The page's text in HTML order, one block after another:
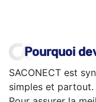
Pourquoi
SACONECT est
simples et partout.